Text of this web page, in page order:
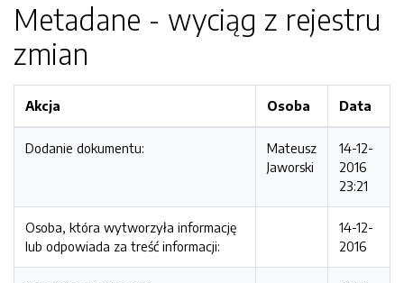
Metadane - wyciąg z rejestru
zmian
Akcja Osoba Data
Dodanie dokumentu:
Mateusz
Jaworski
14-12-
2016
23:21
Osoba, która wytworzyła informację
lub odpowiada za treść informacji:
14-12-
2016